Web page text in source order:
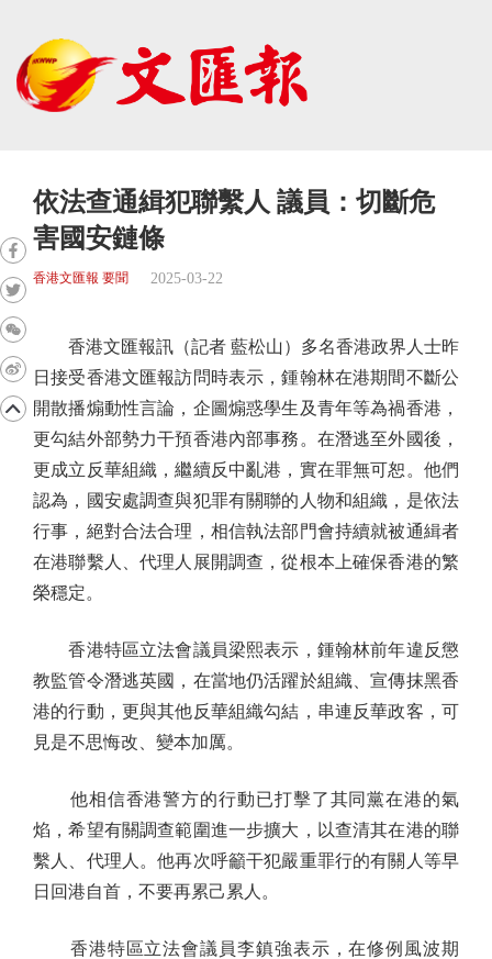
依法查通緝犯聯繫人 議員：切斷危
害國安鏈條
香港文匯報 要聞 2025-03-22
香港文匯報訊（記者 藍松山）多名香港政界人士昨
日接受香港文匯報訪問時表示，鍾翰林在港期間不斷公
開散播煽動性言論，企圖煽惑學生及青年等為禍香港，
更勾結外部勢力干預香港內部事務。在潛逃至外國後，
更成立反華組織，繼續反中亂港，實在罪無可恕。他們
認為，國安處調查與犯罪有關聯的人物和組織，是依法
行事，絕對合法合理，相信執法部門會持續就被通緝者
在港聯繫人、代理人展開調查，從根本上確保香港的繁
榮穩定。
香港特區立法會議員梁熙表示，鍾翰林前年違反懲
教監管令潛逃英國，在當地仍活躍於組織、宣傳抹黑香
港的行動，更與其他反華組織勾結，串連反華政客，可
見是不思悔改、變本加厲。
他相信香港警方的行動已打擊了其同黨在港的氣
焰，希望有關調查範圍進一步擴大，以查清其在港的聯
繫人、代理人。他再次呼籲干犯嚴重罪行的有關人等早
日回港自首，不要再累己累人。
香港特區立法會議員李鎮強表示，在修例風波期